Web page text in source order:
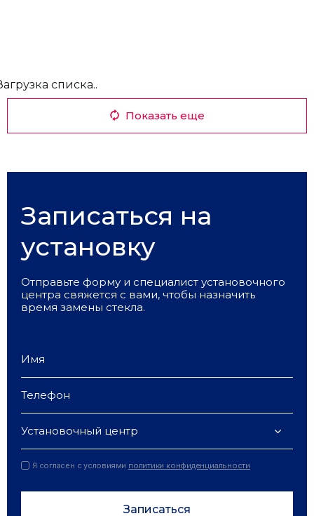
списка..
Показать еще
Записаться на
установку
Отправьте форму и специалист установочного
центра свяжется с вами, чтобы назначить
время замены стекла.
Установочный центр
Я согласен с условиями политики конфиденциальности
Записаться